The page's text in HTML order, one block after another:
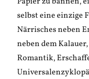
selbst eine einzige
Närrisches neben
neben dem
Romantik,